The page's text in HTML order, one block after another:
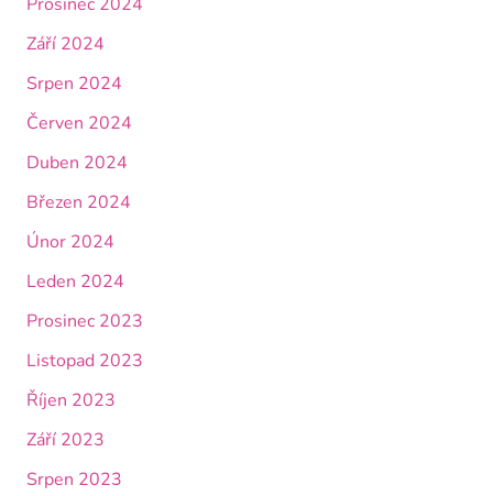
Září 2024
Srpen 2024
Červen 2024
Duben 2024
Březen 2024
Únor 2024
Leden 2024
Prosinec 2023
Listopad 2023
Říjen 2023
Září 2023
Srpen 2023